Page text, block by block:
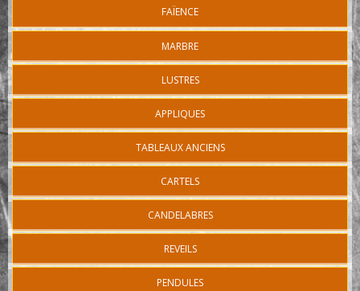
FAÏENCE
MARBRE
LUSTRES
APPLIQUES
TABLEAUX ANCIENS
CARTELS
CANDELABRES
REVEILS
PENDULES